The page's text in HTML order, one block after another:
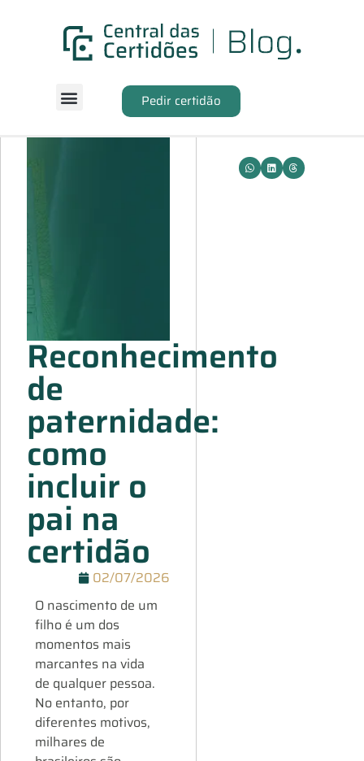
Pedir certidão
Reconhecimento
de
paternidade:
como
incluir o
pai na
certidão
02/07/2026
O nascimento de um
filho é um dos
momentos mais
marcantes na vida
de qualquer pessoa.
No entanto, por
diferentes motivos,
milhares de